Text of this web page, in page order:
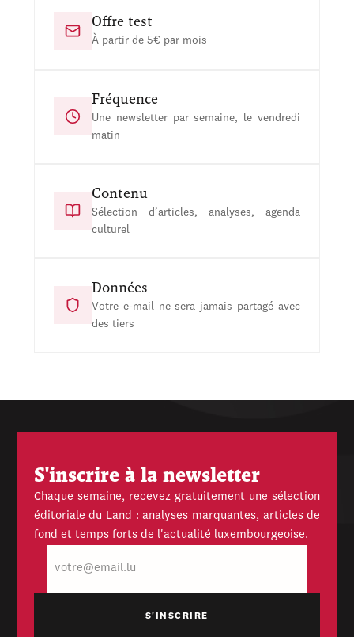
Offre test
À partir de 5€ par mois
Fréquence
Une newsletter par semaine, le vendredi
matin
Contenu
Sélection d’articles, analyses, agenda
culturel
Données
Votre e-mail ne sera jamais partagé avec
des tiers
S'inscrire à la newsletter
Chaque semaine, recevez gratuitement une sélection
éditoriale du Land : analyses marquantes, articles de
fond et temps forts de l'actualité luxembourgeoise.
mail